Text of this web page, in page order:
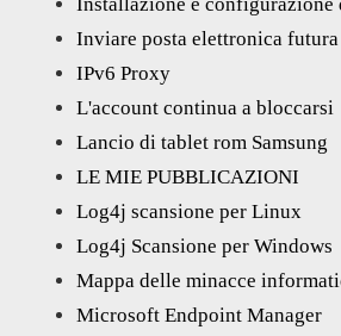
Inviare posta elettronica
IPv6 Proxy
L'account continua a bloccarsi
Lancio di tablet rom Samsung
LE MIE PUBBLICAZIONI
Log4j scansione per Linux
Log4j Scansione per Windows
Mappa delle minacce
Microsoft Endpoint Manager